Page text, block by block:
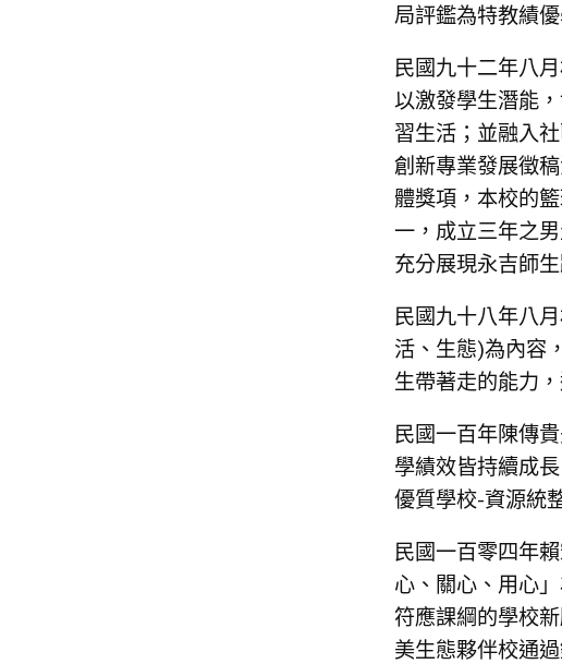
局評鑑為特教績
民國九十二年八
以激發學生潛能
習生活；並融入
創新專業發展徵
體獎項，本校的
一，成立三年之
充分展現永吉師
民國九十八年八
活、生態)為內容
生帶著走的能力
民國一百年陳傳
學績效皆持續成
優質學校-資源統
民國一百零四年
心、關心、用心
符應課綱的學校
美生態夥伴校通